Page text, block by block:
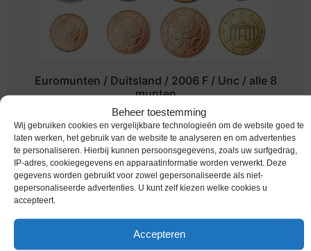
Beheer toestemming
Wij gebruiken cookies en vergelijkbare technologieën om de website goed te
laten werken, het gebruik van de website te analyseren en om advertenties
te personaliseren. Hierbij kunnen persoonsgegevens, zoals uw surfgedrag,
IP-adres, cookiegegevens en apparaatinformatie worden verwerkt. Deze
gegevens worden gebruikt voor zowel gepersonaliseerde als niet-
gepersonaliseerde advertenties. U kunt zelf kiezen welke cookies u
accepteert.
Accepteren
Euromunten / Duitsland / 2006 F / Unc / alle 8
munten
€11,95